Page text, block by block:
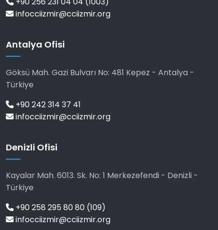
infocciizmir@cciizmir.org
Antalya Ofisi
Göksü Mah. Gazi Bulvarı No: 481 Kepez - Antalya -
Türkiye
+90 242 314 37 41
infocciizmir@cciizmir.org
Denizli Ofisi
Kayalar Mah. 6013. Sk. No: 1 Merkezefendi - Denizli -
Türkiye
+90 258 295 80 80 (109)
infocciizmir@cciizmir.org